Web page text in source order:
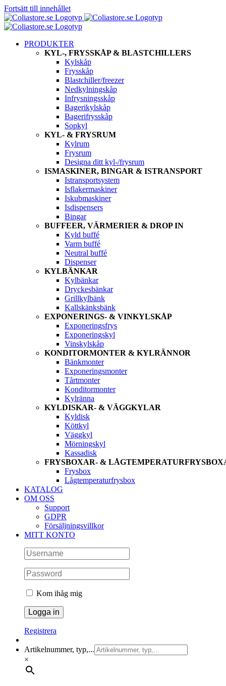
Fortsätt till innehållet
PRODUKTER
KYL-, FRYSSKÅP & BLASTCHILLERS
Kylskåp
Frysskåp
Blastchiller/freezer
Nedkylningskåp
Infrysningsskåp
Bagerikylskåp
Bagerifrysskåp
Sopkyl
KYL- & FRYSRUM
Kylrum
Frysrum
Designa ditt kyl-/frysrum
ISMASKINER, BINGAR & ISTRANSPORT
Istransportsystem
Isflakermaskiner
Iskubmaskiner
Isdispensers
Bingar
BUFFEER, VÄRMERIER & DROP IN
Kyld buffé
Varm buffé
Neutral buffé
Dispenser
KYLBÄNKAR
Kylbänkar
Dryckesbänkar
Grillkylbänk
Kallskänksbänk
EXPONERINGS- & VINKYLSKÅP
Exponeringsfrys
Exponeringskyl
Vinskylskåp
KONDITORMONTER & KYLRÄNNOR
Bänkmonter
Exponeringsmonter
Tårtmonter
Konditormonter
Kylränna
KYLDISKAR- & VÄGGKYLAR
Kyldisk
Köttkyl
Väggkyl
Mörningskyl
Kassadisk
FRYSBOXAR- &
Frysbox
Lågtemperaturfrysbox
KATALOG
OM OSS
Support
GDPR
Försäljningsvillkor
MITT KONTO
Kom ihåg mig
Registrera
Artikelnummer, typ,...
×